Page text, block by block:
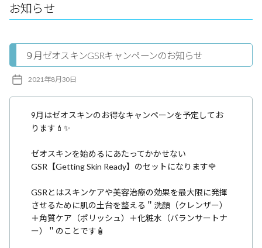
ク
ニ
お知らせ
９月ゼオスキンGSRキャンペーンのお知らせ
投
2021年8月30日
9月はゼオスキンのお得なキャンペーンを予定してお
ります💄✨
ゼオスキンを始めるにあたってかかせない
GSR【Getting Skin Ready】のセットになります🌹
GSRとはスキンケアや美容治療の効果を最大限に発揮
させるために肌の土台を整える＂洗顔（クレンザー）
＋角質ケア（ポリッシュ）＋化粧水（バランサートナ
ー）＂のことです🧴